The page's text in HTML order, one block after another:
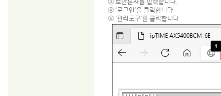
③ 보안문자를 입력합니다.
④ ‘로그인’을 클릭합니다.
⑤ ‘관리도구’를 클릭합니다